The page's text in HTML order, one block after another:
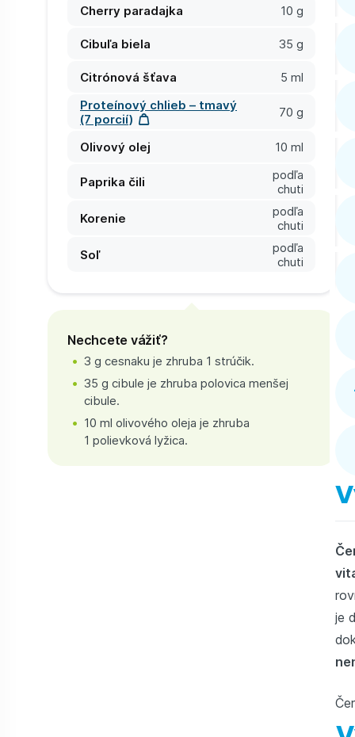
Cherry paradajka
10 g
Cibuľa biela 35 g
Citrónová šťava
5 ml
Proteínový chlieb – tmavý
(7 porcií)
70 g
Olivový olej 10 ml
Paprika čili
podľa
chuti
Korenie
podľa
chuti
Soľ
podľa
chuti
Nechcete vážiť?
3 g cesnaku je zhruba 1 strúčik.
35 g cibule je zhruba polovica menšej
cibule.
10 ml olivového oleja je zhruba
1 polievková lyžica.
je